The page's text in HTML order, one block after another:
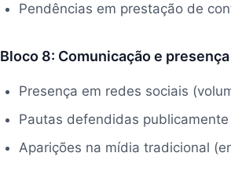
Pendências em prestação de
Bloco 8: Comunicação e
Presença em redes sociais
Pautas defendidas
Aparições na mídia tradicional